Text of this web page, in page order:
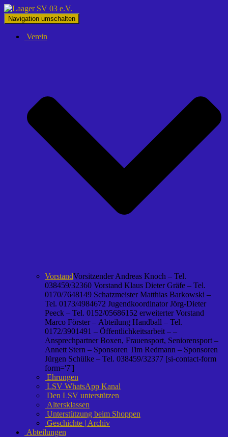
Navigation umschalten
Verein
VorstandVorsitzender Andreas Knoch – Tel.
038459/32360 Vorstand Klaus Dieter Gräfe – Tel.
0170/7648149 Schatzmeister Matthias Barkowski –
Tel. 0173/4984672 Jugendkoordinator Jörg-Dieter
Peeck – Tel. 0152/05686152 erweiterter Vorstand
Marco Förster – Abteilung Handball – Tel.
0172/3901491 – Öffentlichkeitsarbeit – –
Ansprechpartner Boxen, Frauensport, Seniorensport –
Annett Stern – Sponsoren Tim Redmann – Sponsoren
Jürgen Schülke – Tel. 038459/32377 [si-contact-form
form='7']
Ehrungen
LSV WhatsApp Kanal
Den LSV unterstützen
Altersklassen
Unterstützung beim Shoppen
Geschichte | Archiv
Abteilungen